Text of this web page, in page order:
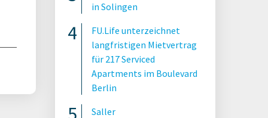
in Solingen
FU.Life unterzeichnet
langfristigen Mietvertrag
für 217 Serviced
Apartments im Boulevard
Berlin
Saller